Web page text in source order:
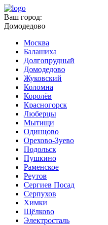
Ваш город:
Домодедово
Москва
Балашиха
Долгопрудный
Домодедово
Жуковский
Коломна
Королёв
Красногорск
Люберцы
Мытищи
Одинцово
Орехово-Зуево
Подольск
Пушкино
Раменское
Реутов
Сергиев Посад
Серпухов
Химки
Щёлково
Электросталь